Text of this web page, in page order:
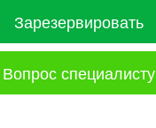
Зарезервировать
Вопрос специалисту